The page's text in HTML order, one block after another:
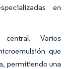
en
Varios
que
permitiendo una